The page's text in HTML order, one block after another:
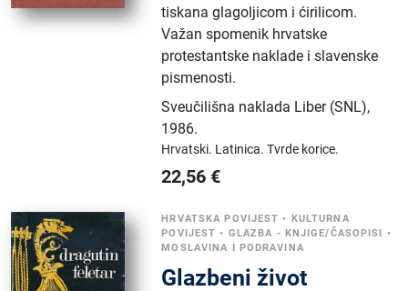
tiskana glagoljicom i ćirilicom.
Važan spomenik hrvatske
protestantske naklade i slavenske
pismenosti.
Sveučilišna naklada Liber (SNL),
1986.
Hrvatski. Latinica.Tvrde korice.
22,56 €
HRVATSKA POVIJEST • KULTURNA
POVIJEST • GLAZBA - KNJIGE/ČASOPISI •
MOSLAVINA I PODRAVINA
Glazbeni život